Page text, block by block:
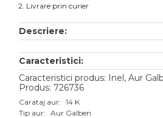
Aur alb
Aur roz
Aur mixt
2. Livrare prin curier
Descriere:
Caracteristici:
Caracteristici produs: Inel, Aur
Produs: 726736
Carataj aur: 14 K
Tip aur: Aur Galben